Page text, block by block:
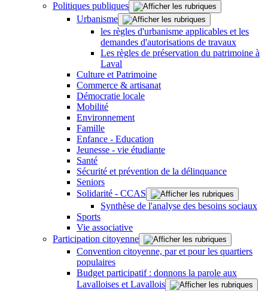
Politiques publiques
Urbanisme
les règles d'urbanisme applicables et les
demandes d'autorisations de travaux
Les règles de préservation du patrimoine à
Laval
Culture et Patrimoine
Commerce & artisanat
Démocratie locale
Mobilité
Environnement
Famille
Enfance - Education
Jeunesse - vie étudiante
Santé
Sécurité et prévention de la délinquance
Seniors
Solidarité - CCAS
Synthèse de l'analyse des besoins sociaux
Sports
Vie associative
Participation citoyenne
Convention citoyenne, par et pour les quartiers
populaires
Budget participatif : donnons la parole aux
Lavalloises et Lavallois